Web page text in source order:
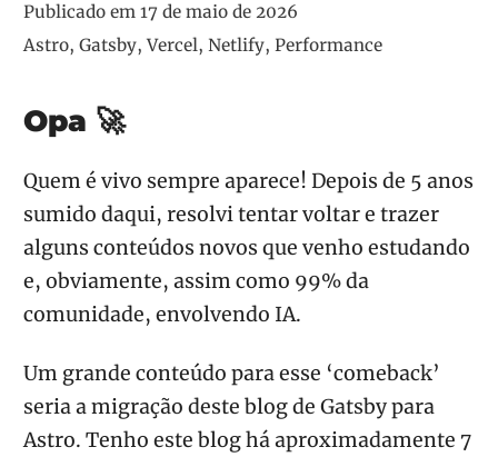
Publicado em 17 de maio de 2026
Astro, Gatsby, Vercel, Netlify, Performance
Opa 🚀
Quem é vivo sempre aparece! Depois de 5 anos
sumido daqui, resolvi tentar voltar e trazer
alguns conteúdos novos que venho estudando
e, obviamente, assim como 99% da
comunidade, envolvendo IA.
Um grande conteúdo para esse ‘comeback’
seria a migração deste blog de Gatsby para
Astro. Tenho este blog há aproximadamente 7